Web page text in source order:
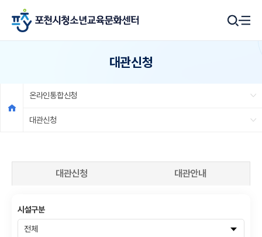
대관신청
온라인통합신청
대관신청
대관신청 대관안내
시설구분